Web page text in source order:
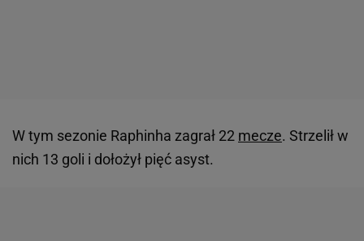
W tym sezonie Raphinha zagrał 22 mecze. Strzelił w
nich 13 goli i dołożył pięć asyst.